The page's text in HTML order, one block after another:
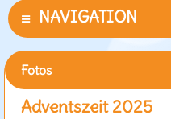
Fotos
Adventszeit 2025